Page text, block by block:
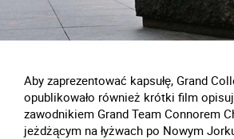
Aby zaprezentować kapsułę, Grand
opublikowało również krótki film
zawodnikiem Grand Team Connorem
jeżdżącym na łyżwach po Nowym